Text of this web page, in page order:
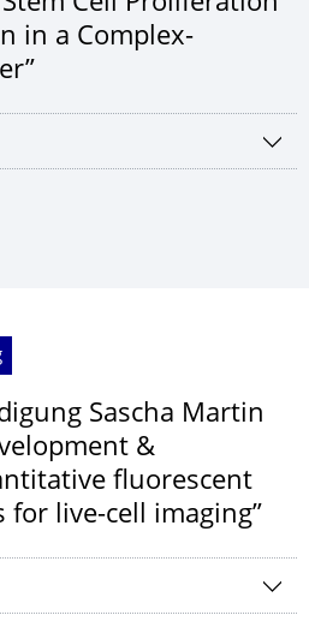
in a Complex-
Sascha Martin
&
fluorescent
for live-cell imaging”